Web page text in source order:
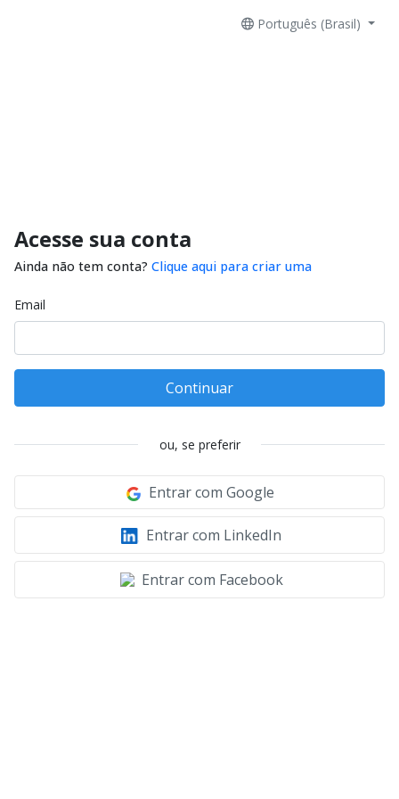
Português (Brasil)
Acesse sua conta
Ainda não tem conta? Clique aqui para criar uma
Email
Continuar
ou, se preferir
Entrar com Google
Entrar com LinkedIn
Entrar com Facebook